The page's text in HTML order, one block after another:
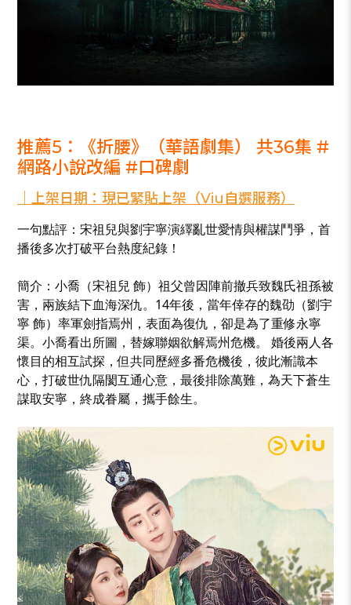
推薦5：《折腰》（華語劇集） 共36集 #
網路小說改編 #口碑劇
｜上架日期：現已緊貼上架（Viu自選服務）
一句點評：宋祖兒與劉宇寧演繹亂世愛情與權謀鬥爭，首
播後多次打破平台熱度紀錄！
簡介：小喬（宋祖兒 飾）祖父曾因陣前撤兵致魏氏祖孫被
害，兩族結下血海深仇。14年後，當年倖存的魏劭（劉宇
寧 飾）率軍劍指焉州，表面為復仇，卻是為了重修永寧
渠。小喬看出所圖，替嫁聯姻欲解焉州危機。 婚後兩人各
懷目的相互試探，但共同歷經多番危機後，彼此漸識本
心，打破世仇隔閡互通心意，最後排除萬難，為天下蒼生
謀取安寧，終成眷屬，攜手餘生。